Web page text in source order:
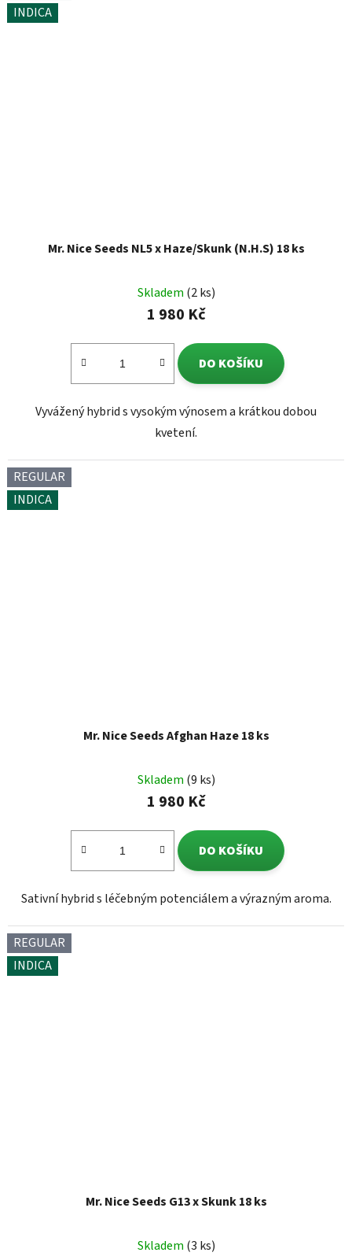
INDICA
Mr. Nice Seeds NL5 x Haze/Skunk (N.H.S) 18 ks
Skladem (2 ks)
1 980 Kč
DO KOŠÍKU
Vyvážený hybrid s vysokým výnosem a krátkou dobou
kvetení.
REGULAR
INDICA
Mr. Nice Seeds Afghan Haze 18 ks
Skladem (9 ks)
1 980 Kč
DO KOŠÍKU
Sativní hybrid s léčebným potenciálem a výrazným aroma.
REGULAR
INDICA
Mr. Nice Seeds G13 x Skunk 18 ks
Skladem (3 ks)